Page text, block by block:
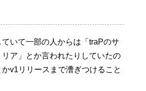
いて一部の人からは「traPのサ
ア」とか言われたりしていたの
v1リリースまで漕ぎつけること